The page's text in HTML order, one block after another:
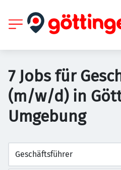
7 Jobs für
(m/w/d) in
Umgebung